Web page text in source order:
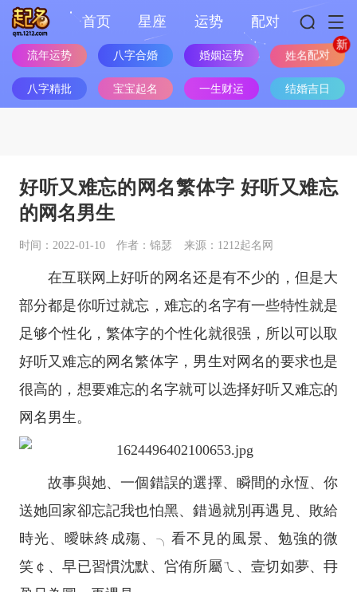
首页 星座 运势 配对
流年运势 八字合婚 婚姻运势 姓名配对
八字精批 宝宝起名 一生财运 结婚吉日
好听又难忘的网名繁体字 好听又难忘
的网名男生
时间：2022-01-10 作者：锦瑟 来源：1212起名网
在互联网上好听的网名还是有不少的，但是大
部分都是你听过就忘，难忘的名字有一些特性就是
足够个性化，繁体字的个性化就很强，所以可以取
好听又难忘的网名繁体字，男生对网名的要求也是
很高的，想要难忘的名字就可以选择好听又难忘的
网名男生。
故事與她、一個錯誤的選擇、瞬間的永恆、你
送她回家卻忘記我也怕黑、錯過就別再遇見、敗給
時光、曖昧終成殤、╮看不見的風景、勉強的微
笑￠、早已習慣沈默、吢侑所屬ㄟ、壹切如夢、冄